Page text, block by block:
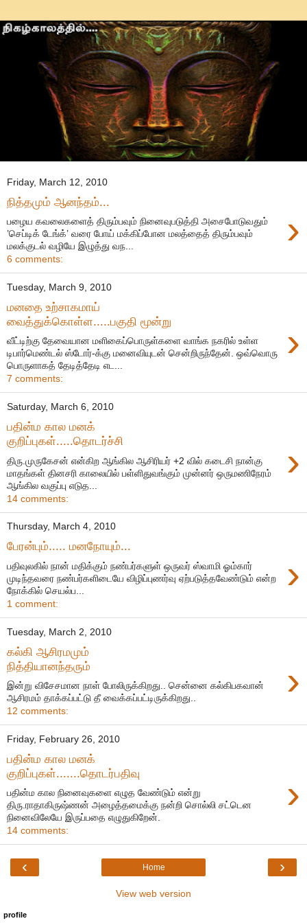
Friday, March 12, 2010
நித்தமும் ஆனந்தம்...
›
பழைய கவலைகளைத் திரும்பவும் நினைவுபடுத்தி அசைபோடுவதும்
’செப்டிக் டேங்க்’ வரை போய் மக்கிப்போன மலத்தைத் திரும்பவும்
மலக்குடல் வழியே இழுத்து வந...
6 comments:
Tuesday, March 9, 2010
மனதை உற்சாகமாய்
வைத்துக்கொள்ள.....பகுதி மூன்று
›
வீட்டிற்கு தேவையான மளிகைப்பொருள்களை வாங்க நகரில் உள்ள
டிபார்மெண்டல் ஸ்டோர்-க்கு மனைவியுடன் சென்றிருந்தேன். ஒவ்வொரு
பொருளாகத் தேடித்தேடி எட...
7 comments:
Saturday, March 6, 2010
பதின்ம கால மனக்
குறிப்புகள்.....தொடர்ச்சி
›
திரு.முருகேசன் என்கிற ஆங்கில ஆசிரியர் +2 வில் கடைசி நான்கு
மாதங்கள் தினசரி காலையில் பள்ளிதுவங்கும் முன்னர் ஒருமணிநேரம்
ஆங்கில வகுப்பு எடுத...
14 comments:
Thursday, March 4, 2010
பேரன்பும்..... மனநோயும்...
›
பதிவுலகில் நான் மதிக்கும் நண்பர்களுள் ஒருவர் ஸ்வாமி ஓம்கார்
முடிந்தவரை நண்பர்களிடையே விழிப்புணர்வு ஏற்படுத்தவேண்டும் என்ற
நோக்கில் செயல்ப...
1 comment:
Tuesday, March 2, 2010
கல்கி ஆசிரமமும்
நித்தியானந்தரும்
›
இன்று விசேசமான நாள் போலிருக்கிறது.. சென்னை கல்கிபகவான்
ஆசிரமம் தாக்கப்பட்டு தீ வைக்கப்பட்டிருக்கிறது..
12 comments:
Friday, February 26, 2010
பதின்ம கால மனக்
குறிப்புகள்.......தொடர்பதிவு
›
பதின்ம கால நினைவுகளை எழுத வேண்டும் என்று
திரு.ராதாகிருஷ்ணன் அழைத்தமைக்கு நன்றி சொல்லி சட்டென
நினைவிலேயே இருப்பதை எழுதுகிறேன்.
14 comments:
‹ ›
Home
View web version
profile